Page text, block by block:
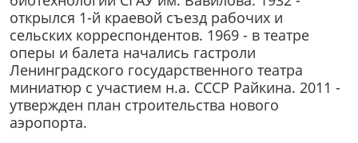
открылся 1-й краевой съезд рабочих и
сельских корреспондентов. 1969 - в театре
оперы и балета начались гастроли
Ленинградского государственного театра
миниатюр с участием н.а. СССР Райкина. 2011 -
утвержден план строительства нового
аэропорта.